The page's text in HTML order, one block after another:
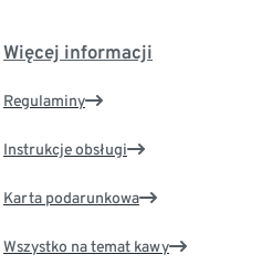
Więcej informacji
Regulaminy
Instrukcje obsługi
Karta podarunkowa
Wszystko na temat kawy